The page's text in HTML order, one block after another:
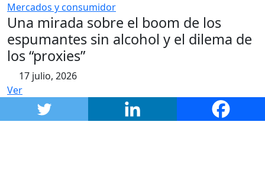
Mercados y consumidor
Una mirada sobre el boom de los
espumantes sin alcohol y el dilema de
los “proxies”
17 julio, 2026
Ver